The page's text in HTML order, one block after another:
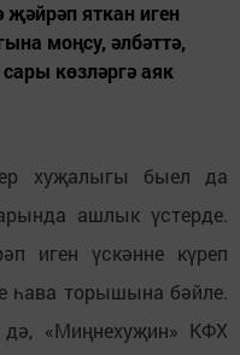
яткан иген
моңсу, әлбәттә,
көзләргә аяк
хуҗалыгы быел да
ашлык үстерде.
иген үскәнне күреп
һава торышына бәйле.
«Миңнехуҗин» КФХ